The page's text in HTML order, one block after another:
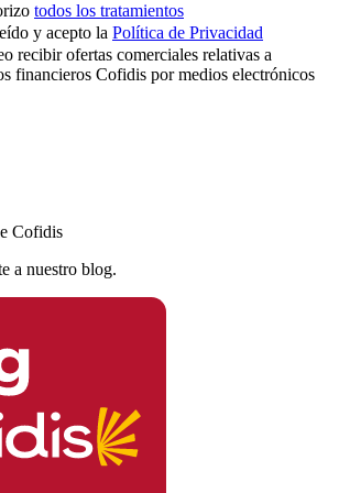
todos los tratamientos
y acepto la Política de Privacidad
recibir ofertas comerciales relativas a
financieros Cofidis por medios electrónicos
Cofidis
a nuestro blog.